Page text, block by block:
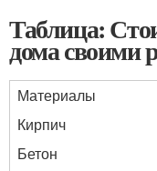
Таблица:
дома своими
Материалы
Кирпич
Бетон